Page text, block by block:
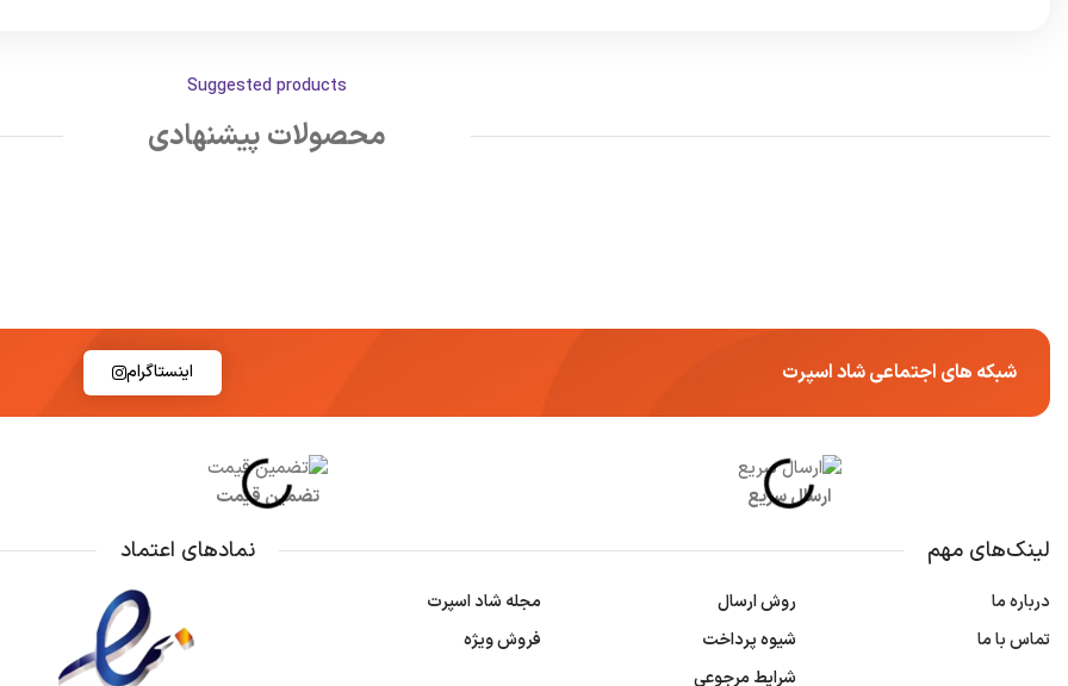
Suggested products
محصولات پیشنهادی
شبکه های اجتماعی شاد اسپرت اینستاگرام
ارسال سریع تضمین قیمت
لینک‌های مهم
درباره ما
تماس با ما
روش ارسال
شیوه پرداخت
شرایط مرجوعی
مجله شاد اسپرت
فروش ویژه
نمادهای اعتماد